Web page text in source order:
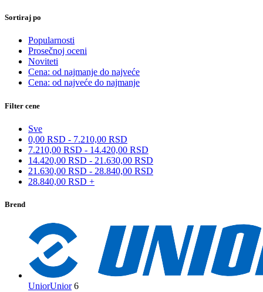
Sortiraj po
Popularnosti
Prosečnoj oceni
Noviteti
Cena: od najmanje do najveće
Cena: od najveće do najmanje
Filter cene
Sve
0,00 RSD - 7.210,00 RSD
7.210,00 RSD - 14.420,00 RSD
14.420,00 RSD - 21.630,00 RSD
21.630,00 RSD - 28.840,00 RSD
28.840,00 RSD +
Brend
UniorUnior 6